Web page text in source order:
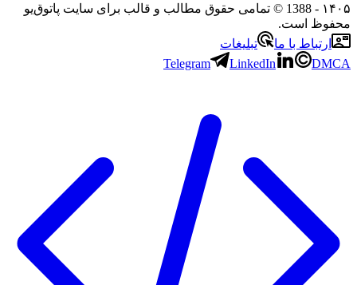
۱۴۰۵
- 1388 © تمامی حقوق مطالب و قالب برای سایت پاتوق‌یو
محفوظ است.
ارتباط با ما
تبلیغات
Telegram
LinkedIn DMCA